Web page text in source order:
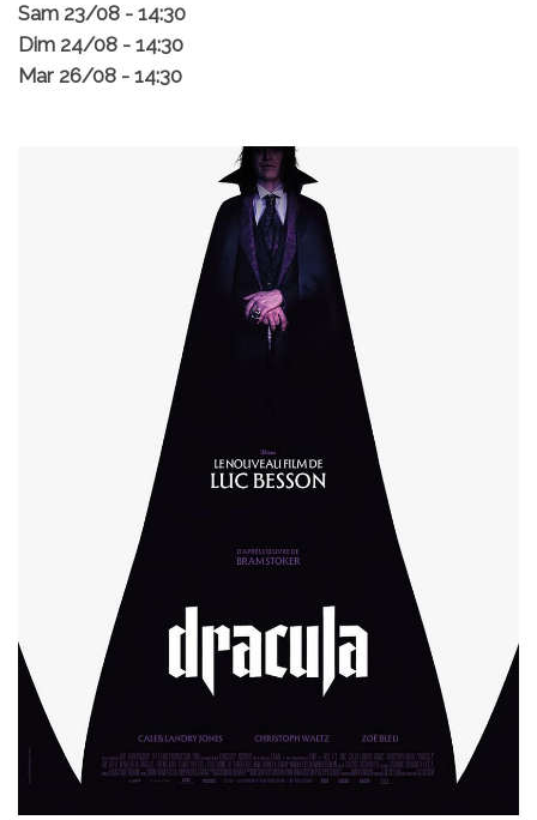
Sam 23/08 - 14:30
Dim 24/08 - 14:30
Mar 26/08 - 14:30